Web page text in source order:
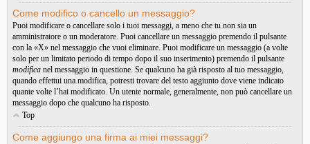
Come modifico o cancello un messaggio?
Puoi modificare o cancellare solo i tuoi messaggi, a meno che tu non sia un
amministratore o un moderatore. Puoi cancellare un messaggio premendo il pulsante
con la «X» nel messaggio che vuoi eliminare. Puoi modificare un messaggio (a volte
solo per un limitato periodo di tempo dopo il suo inserimento) premendo il pulsante
modifica nel messaggio in questione. Se qualcuno ha già risposto al tuo messaggio,
quando effettui una modifica, potresti trovare del testo aggiunto dove viene indicato
quante volte l’hai modificato. Un utente normale, generalmente, non può cancellare un
messaggio dopo che qualcuno ha risposto.
Top
Come aggiungo una firma ai miei messaggi?